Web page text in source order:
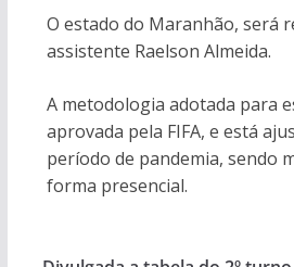
O estado do Maranhão, será
assistente Raelson Almeida.
A metodologia adotada para
aprovada pela FIFA, e está
período de pandemia, sendo
forma presencial.